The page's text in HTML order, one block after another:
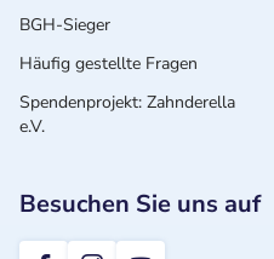
BGH-Sieger
Häufig gestellte Fragen
Spendenprojekt: Zahnderella
e.V.
Besuchen Sie uns auf